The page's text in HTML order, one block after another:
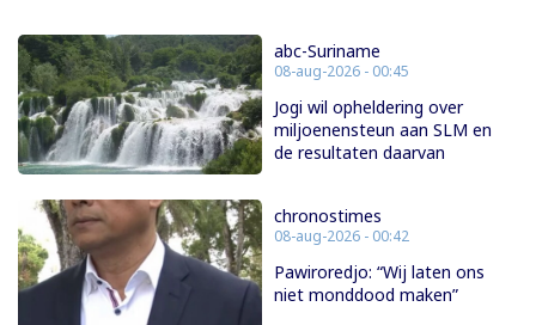
abc-Suriname
08-aug-2026 - 00:45
Jogi wil opheldering over
miljoenensteun aan SLM en
de resultaten daarvan
chronostimes
08-aug-2026 - 00:42
Pawiroredjo: “Wij laten ons
niet monddood maken”